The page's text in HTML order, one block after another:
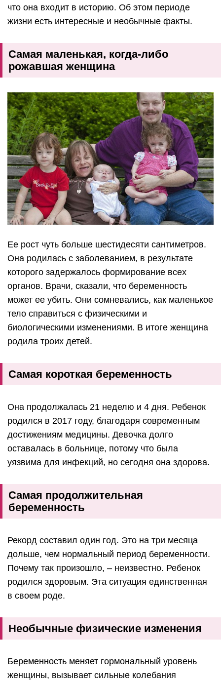
что она входит в историю. Об этом периоде
жизни есть интересные и необычные факты.
Самая маленькая, когда-либо
рожавшая женщина
Ее рост чуть больше шестидесяти сантиметров.
Она родилась с заболеванием, в результате
которого задержалось формирование всех
органов. Врачи, сказали, что беременность
может ее убить. Они сомневались, как маленькое
тело справиться с физическими и
биологическими изменениями. В итоге женщина
родила троих детей.
Самая короткая беременность
Она продолжалась 21 неделю и 4 дня. Ребенок
родился в 2017 году, благодаря современным
достижениям медицины. Девочка долго
оставалась в больнице, потому что была
уязвима для инфекций, но сегодня она здорова.
Самая продолжительная
беременность
Рекорд составил один год. Это на три месяца
дольше, чем нормальный период беременности.
Почему так произошло, – неизвестно. Ребенок
родился здоровым. Эта ситуация единственная
в своем роде.
Необычные физические изменения
Беременность меняет гормональный уровень
женщины, вызывает сильные колебания